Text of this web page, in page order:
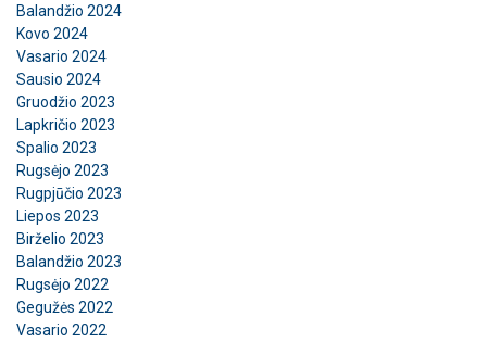
Balandžio 2024
Kovo 2024
Vasario 2024
Sausio 2024
Gruodžio 2023
Lapkričio 2023
Spalio 2023
Rugsėjo 2023
Rugpjūčio 2023
Liepos 2023
Birželio 2023
Balandžio 2023
Rugsėjo 2022
Gegužės 2022
Vasario 2022